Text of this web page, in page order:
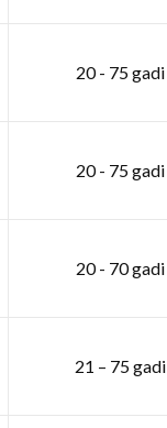
20 - 75 gadi
20 - 75 gadi
20 - 70 gadi
21 – 75 gadi